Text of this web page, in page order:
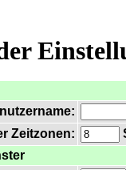
Zeitzonen: